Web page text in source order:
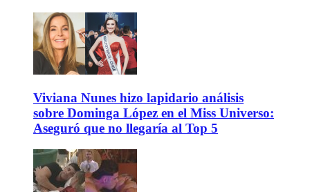
Viviana Nunes hizo lapidario análisis
sobre Dominga López en el Miss Universo:
Aseguró que no llegaría al Top 5